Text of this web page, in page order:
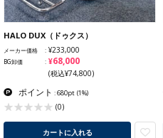
HALO DUX（ドゥクス）
メーカー価格 ¥233,000
BG卸価 ¥68,000
(税込¥74,800)
ポイント : 680pt (1%)
(0)
カートに入れる